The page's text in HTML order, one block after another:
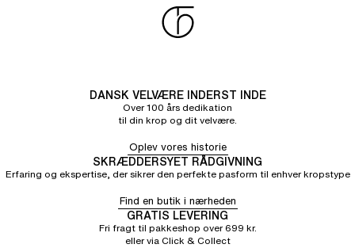
DANSK VELVÆRE INDERST INDE
Over 100 års dedikation
til din krop og dit velvære.
Oplev vores historie
SKRÆDDERSYET RÅDGIVNING
Erfaring og ekspertise, der sikrer den perfekte pasform til enhver kropstype
Find en butik i nærheden
GRATIS LEVERING
Fri fragt til pakkeshop over 699 kr.
eller via Click & Collect